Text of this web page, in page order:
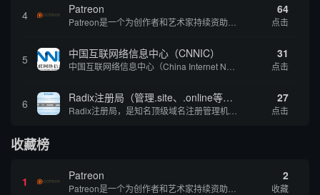
4 Patreon 64
点击
5 中国互联网络信息中心（CNNIC） 31
点击
6 Radix注册局（管理.site、.online等顶级域名） 27
点击
收藏榜
1 Patreon 2
收藏